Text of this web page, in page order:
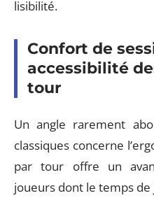
lisibilité.
Confort de
accessibilité
tour
Un angle rarement
classiques concerne
par tour offre un
joueurs dont le temps